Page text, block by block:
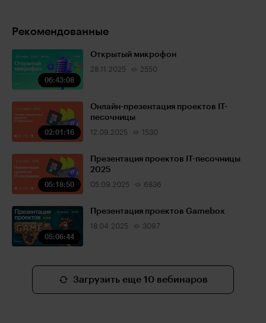
Рекомендованные
06:43:08
Открытый микрофон
28.11.2025 2550
02:01:16
Онлайн-презентация проектов IT-
песочницы
12.09.2025 1530
05:18:50
Презентация проектов IT-песочницы
2025
05.09.2025 6836
05:06:44
Презентация проектов Gamebox
18.04.2025 3097
Загрузить еще 10 вебинаров